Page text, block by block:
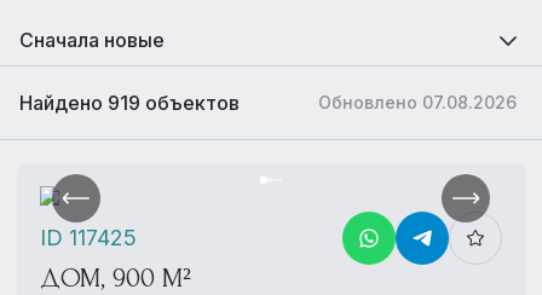
Сначала новые
Обновлено 07.08.2026
Найдено 919 объектов
ДОМ, 900 М²
ID 117425